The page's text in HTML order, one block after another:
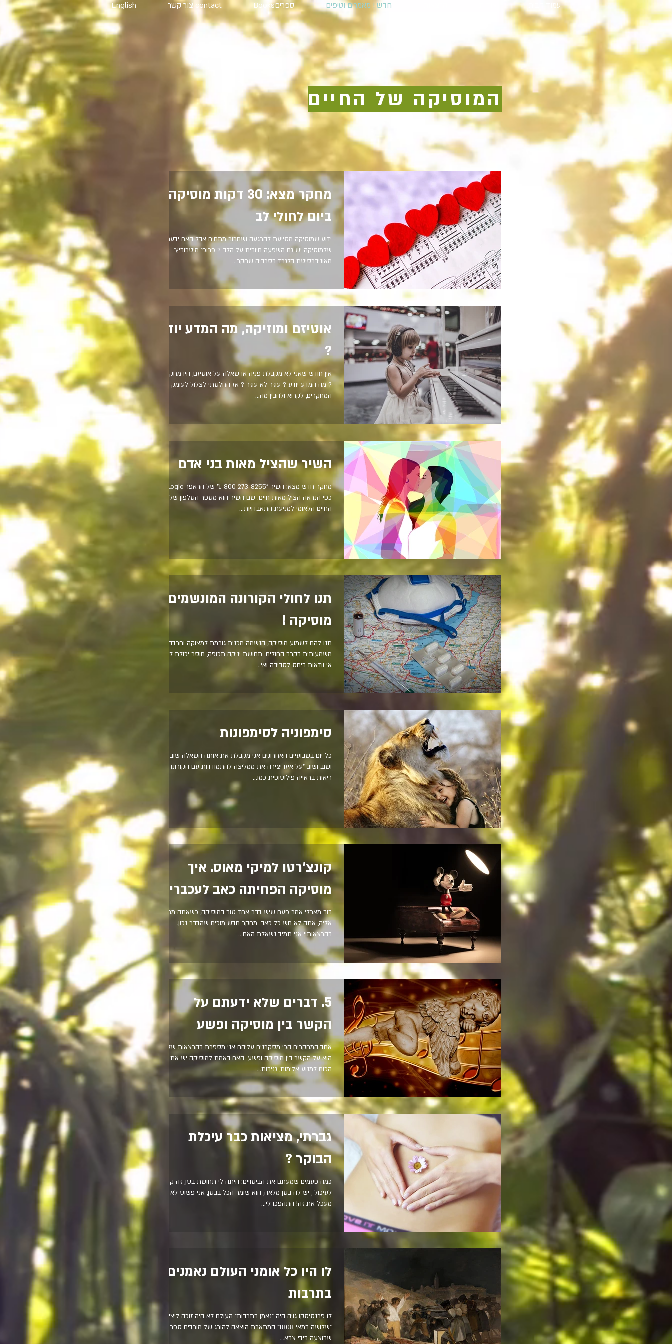
עמוד הבית חדש ! מאמרים וטיפים ספריםBooks contact צור קשר English
המוסיקה של החיים
מחקר מצא: 30 דקות מוסיקה
ביום לחולי לב
ידוע שמוסיקה מסייעת להרגעה ושחרור מתחים אבל האם ידעתם
שלמוסיקה יש גם השפעה חיובית על הלב ? פרופ' מיטרוביץ'
מאוניברסיטת בלגרד בסרביה שחקר...
אוטיזם ומוזיקה, מה המדע יודע
?
אין חודש שאני לא מקבלת פניה או שאלה על אוטיזם, היו מחקרים
? מה המדע יודע ? עוזר לא עוזר ? אז החלטתי לצלול לעומק
המחקרים, לקרוא ולהבין מה...
השיר שהציל מאות בני אדם
מחקר חדש מצא: השיר "1-800-273-8255" של הראפר Logic
כפי הנראה הציל מאות חיים. שם השיר הוא מספר הטלפון של קו
החיים הלאומי למניעת התאבדויות...
תנו לחולי הקורונה המונשמים
מוסיקה !
תנו להם לשמוע מוסיקה, הנשמה מכנית גורמת למצוקה וחרדה
משמעותית בקרב החולים. תחושת יניקה תכופה, חוסר יכולת לדבר,
אי וודאות ביחס לסביבה ואי...
סימפוניה לסימפונות
כל יום בשבועיים האחרונים אני מקבלת את אותה השאלה שוב
ושוב ושוב "על איזו יצירה את ממליצה להתמודדות עם הקורונה?"
ריאות בראייה פילוסופית כמו...
קונצ'רטו למיקי מאוס. איך
מוסיקה הפחיתה כאב לעכברים
בוב מארלי אמר פעם שיש דבר אחד טוב במוסיקה, כשאתה מחובר
אליה, אתה לא חש כל כאב. מחקר חדש מוכיח שהדבר נכון.
בהרצאותיי אני תמיד נשאלת האם...
5. דברים שלא ידעתם על
הקשר בין מוסיקה ופשע
אחד המחקרים הכי מסקרנים עליהם אני מספרת בהרצאות שלי
הוא על הקשר בין מוסיקה ופשע. האם באמת למוסיקה יש את
הכוח למנוע אלימות, גניבות...
גברתי, מציאות כבר עיכלת
הבוקר ?
כמה פעמים שמעתם את הביטויים: היתה לי תחושת בטן, זה קשה
לעיכול , יש לה בטן מלאה, הוא שומר הכל בבטן, אני פשוט לא
מעכל את זה! התהפכו לי...
לו היו כל אומני העולם נאמנים
בתרבות
לו פרנסיסקו גויה היה "נאמן בתרבות" העולם לא היה זוכה ליצירה
"שלושה במאי 1808" המתארת הוצאה להורג של מורדים ספרדים
שבוצעה בידי צבא...